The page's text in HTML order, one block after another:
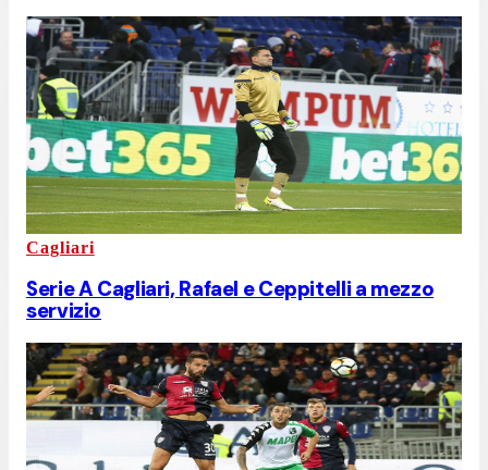
Cagliari
Serie A Cagliari, Rafael e Ceppitelli a mezzo
servizio